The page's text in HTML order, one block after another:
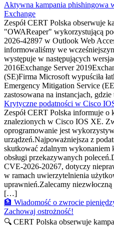
Aktywna kampania phishingowa
Exchange
Zespół CERT Polska obserwuje
"OWAReaper" wykorzystującą
2026-42897 w Outlook Web
informowaliśmy we
występuje w następujących
2016Exchange Server
(SE)Firma Microsoft wypuściła
Emergency Mitigation Service
zastosowana na instancjach,
Krytyczne podatności w Cisco
Zespół CERT Polska informuje o
znalezionych w Cisco IOS XE.
oprogramowanie jest
urządzeń.Najpoważniejsza z
skutkować zdalnym
obsługi przekazywanych
CVE-2026-20267, dotyczy
w ramach uwierzytelnienia
uprawnień.Zalecamy
[…]
🏦 Wiadomość o zwrocie
Zachowaj ostrożność!
🔍 CERT Polska obserwuje